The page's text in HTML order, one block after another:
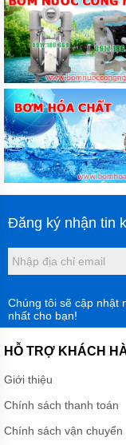
Đăng ký nhận tin
Chúng tôi sẽ cập nhật
nhất cho bạn!
HỖ TRỢ KHÁCH
Giới thiệu
Chính sách thanh toán
Chính sách vận chuyển